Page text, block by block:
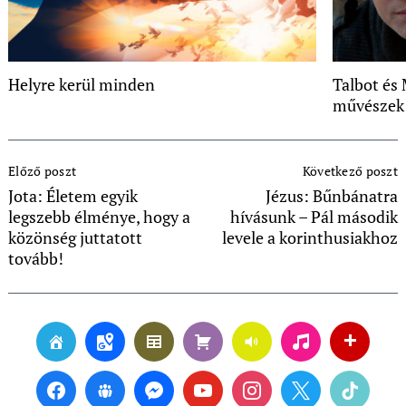
Helyre kerül minden
Talbot és
művészek
Navigation
Előző poszt
Jota: Életem egyik
legszebb élménye, hogy a
közönség juttatott
tovább!
Következő poszt
Jézus: Bűnbánatra
hívásunk – Pál második
levele a korinthusiakhoz